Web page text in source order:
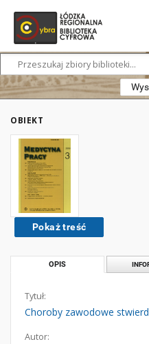
OBIEKT
Pokaż treść
OPIS
Tytuł:
Choroby zawodowe
Autor: